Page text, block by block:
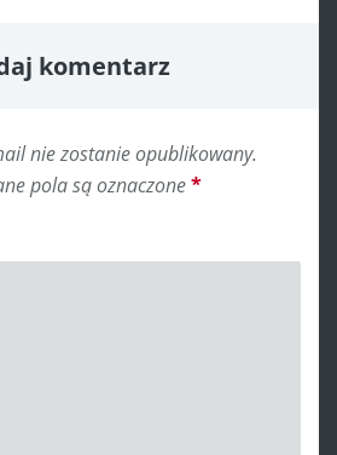
komentarz
nie zostanie opublikowany.
pola są oznaczone*